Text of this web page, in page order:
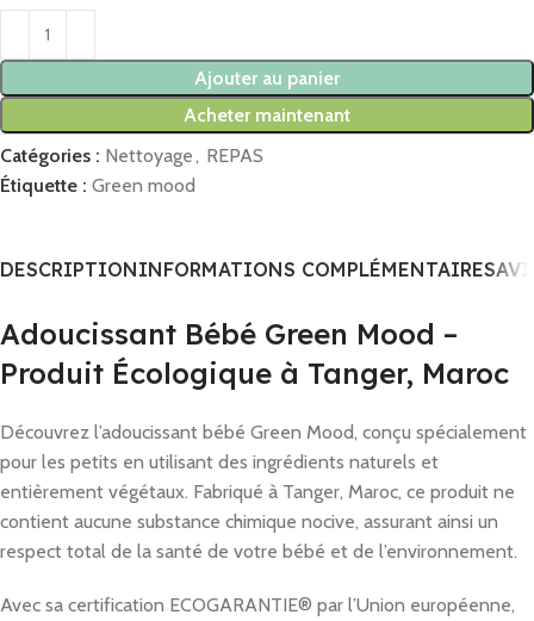
Ajouter au panier
Acheter maintenant
Catégories : Nettoyage, REPAS
Étiquette : Green mood
DESCRIPTIONINFORMATIONS COMPLÉMENTAIRES
Adoucissant Bébé Green Mood –
Produit Écologique à Tanger, Maroc
Découvrez l’adoucissant bébé Green Mood, conçu spécialement
pour les petits en utilisant des ingrédients naturels et
entièrement végétaux. Fabriqué à Tanger, Maroc, ce produit ne
contient aucune substance chimique nocive, assurant ainsi un
respect total de la santé de votre bébé et de l’environnement.
Avec sa certification ECOGARANTIE® par l’Union européenne,